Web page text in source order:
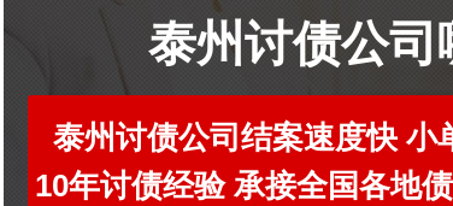
泰州讨债公司
泰州讨债公司结案速度快 小
10年讨债经验 承接全国各地